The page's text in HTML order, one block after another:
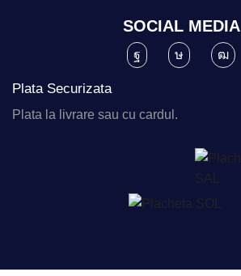
SOCIAL MEDIA
Plata Securizata
Plata la livrare sau cu cardul.